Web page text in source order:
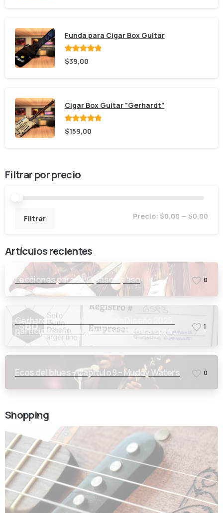
Funda para Cigar Box Guitar
Valorado
conde 5
$39,00
Cigar Box Guitar "Gerhardt"
Valorado
conde 5
$159,00
Filtrar por precio
Filtrar Precio: $0,00 — $0,00
Artículos recientes
Lecciones para CBG paso a paso 0
Gerhardt en el Sello de Buen Diseño 2025:
participación inaugural con nuestra Cigar
Box Guitar
1
Ecos del blues – Capítulo 9 – Muddy Waters 0
Shopping